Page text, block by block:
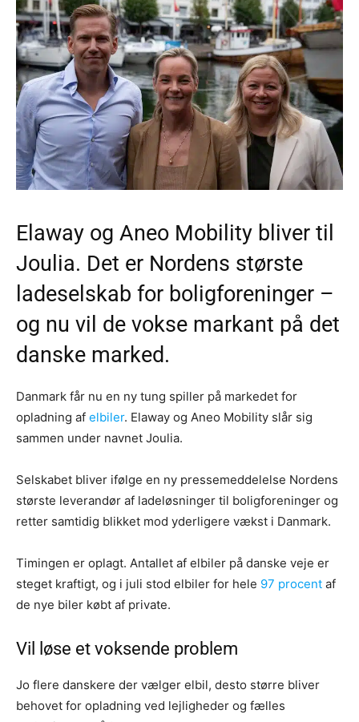
Elaway og Aneo Mobility bliver til
Joulia. Det er Nordens største
ladeselskab for boligforeninger –
og nu vil de vokse markant på det
danske marked.
Danmark får nu en ny tung spiller på markedet for
opladning af elbiler. Elaway og Aneo Mobility slår sig
sammen under navnet Joulia.
Selskabet bliver ifølge en ny pressemeddelelse Nordens
største leverandør af ladeløsninger til boligforeninger og
retter samtidig blikket mod yderligere vækst i Danmark.
Timingen er oplagt. Antallet af elbiler på danske veje er
steget kraftigt, og i juli stod elbiler for hele 97 procent af
de nye biler købt af private.
Vil løse et voksende problem
Jo flere danskere der vælger elbil, desto større bliver
behovet for opladning ved lejligheder og fælles